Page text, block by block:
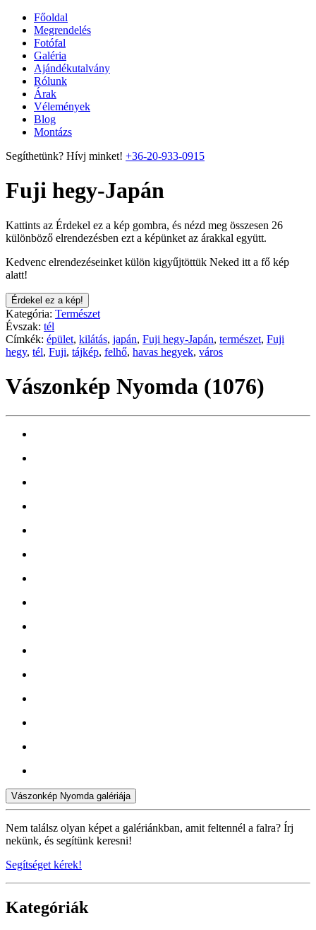
Főoldal
Megrendelés
Fotófal
Galéria
Ajándékutalvány
Rólunk
Árak
Vélemények
Blog
Montázs
Segíthetünk? Hívj minket! +36-20-933-0915
Fuji hegy-Japán
Kattints az Érdekel ez a kép gombra, és nézd meg összesen 26
különböző elrendezésben ezt a képünket az árakkal együtt.
Kedvenc elrendezéseinket külön kigyűjtöttük Neked itt a fő kép
alatt!
Érdekel ez a kép!
Kategória: Természet
Évszak: tél
Címkék: épület, kilátás, japán, Fuji hegy-Japán, természet, Fuji
hegy, tél, Fuji, tájkép, felhő, havas hegyek, város
Vászonkép Nyomda (1076)
Vászonkép Nyomda galériája
Nem találsz olyan képet a galériánkban, amit feltennél a falra? Írj
nekünk, és segítünk keresni!
Segítséget kérek!
Kategóriák